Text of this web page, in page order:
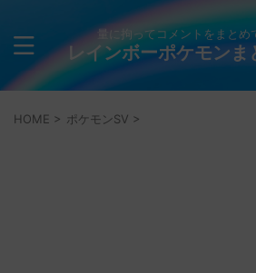
量に拘ってコメントをまとめ
レインボーポケモンま
HOME > ポケモンSV >